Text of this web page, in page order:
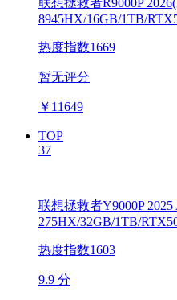
8945HX/16GB/1TB/
热度指数1669
暂无评分
￥ 11649
TOP
37
联想拯救者Y9000P
275HX/32GB/1TB/
热度指数1603
9.9 分